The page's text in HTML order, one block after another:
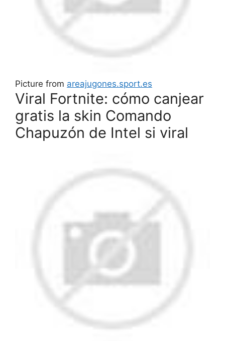
Picture from areajugones.sport.es
Viral Fortnite: cómo canjear
gratis la skin Comando
Chapuzón de Intel si viral